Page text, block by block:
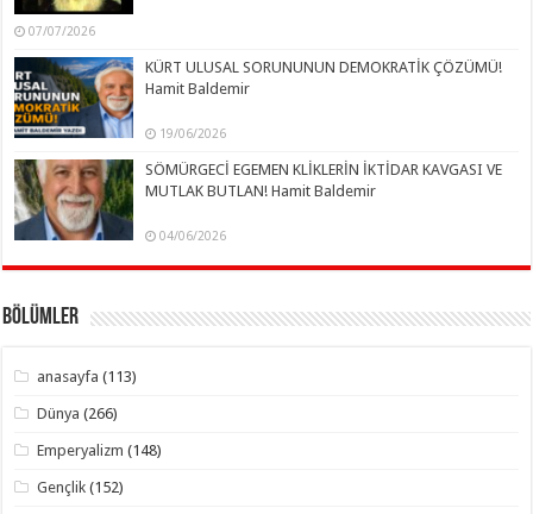
07/07/2026
KÜRT ULUSAL SORUNUNUN DEMOKRATİK ÇÖZÜMÜ!
Hamit Baldemir
19/06/2026
SÖMÜRGECİ EGEMEN KLİKLERİN İKTİDAR KAVGASI VE
MUTLAK BUTLAN! Hamit Baldemir
04/06/2026
Bölümler
anasayfa (113)
Dünya (266)
Emperyalizm (148)
Gençlik (152)